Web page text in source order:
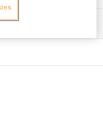
exteriores
gire cuando se
que facilita el
Coeur-Bolt-